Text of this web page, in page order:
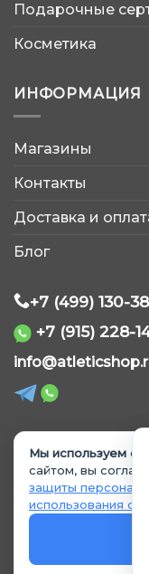
Подарочные
Косметика
ИНФОРМАЦИЯ
Магазины
Контакты
Доставка и
Блог
+7 (499) 130-
+7 (915) 228-
Мы используем
сайтом, вы
защиты
использования
© 2026
Политика